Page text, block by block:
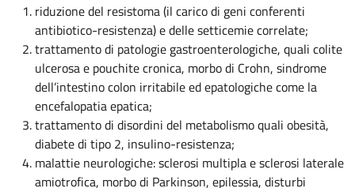
riduzione del resistoma (il carico di geni conferenti
antibiotico-resistenza) e delle setticemie correlate;
trattamento di patologie gastroenterologiche, quali colite
ulcerosa e pouchite cronica, morbo di Crohn, sindrome
dell’intestino colon irritabile ed epatologiche come la
encefalopatia epatica;
trattamento di disordini del metabolismo quali obesità,
diabete di tipo 2, insulino-resistenza;
malattie neurologiche: sclerosi multipla e sclerosi laterale
amiotrofica, morbo di Parkinson, epilessia, disturbi